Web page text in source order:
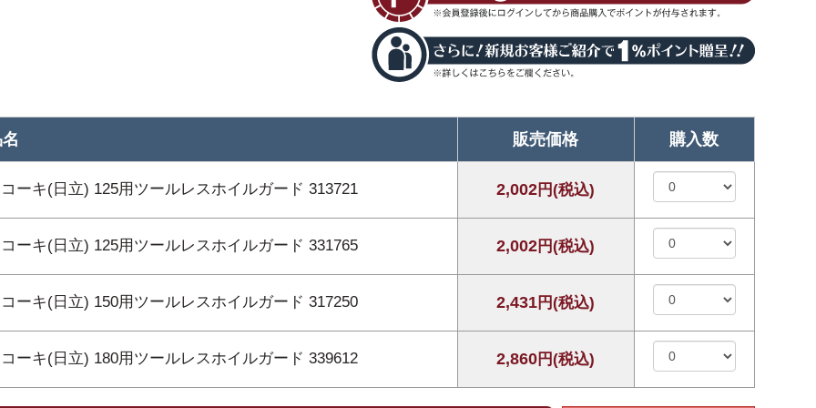
販売価格 購入数
ーキ(日立) 125用ツールレスホイルガード 313721 2,002円(税込)
ーキ(日立) 125用ツールレスホイルガード 331765 2,002円(税込)
ーキ(日立) 150用ツールレスホイルガード 317250 2,431円(税込)
ーキ(日立) 180用ツールレスホイルガード 339612 2,860円(税込)